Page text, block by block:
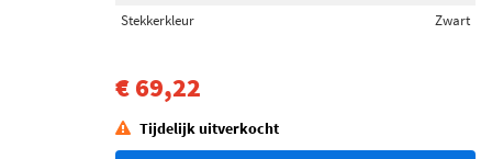
Stekkerkleur
Zwart
€ 69,22
Tijdelijk uitverkocht